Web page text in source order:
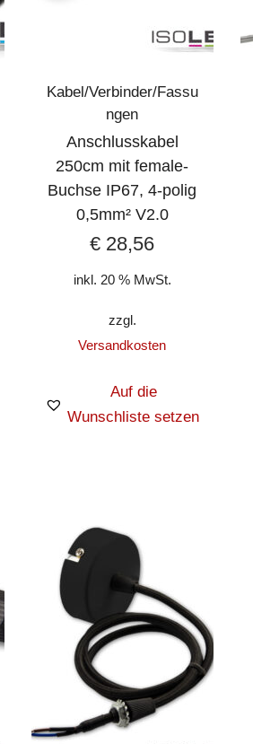
Kabel/Verbinder/Fassu
ngen
Anschlusskabel
250cm mit female-
Buchse IP67, 4-polig
0,5mm² V2.0
€ 28,56
inkl. 20 % MwSt.
zzgl.
Versandkosten
Auf die
Wunschliste setzen